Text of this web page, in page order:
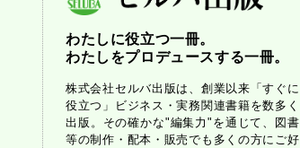
わたしに役立つ一冊。
わたしをプロデュースする一冊。
株式会社セルバ出版は、創業以来「すぐに
役立つ」ビジネス・実務関連書籍を数多く
出版。その確かな"編集力"を通じて、図書
等の制作・配本・販売でも多くの方にご好